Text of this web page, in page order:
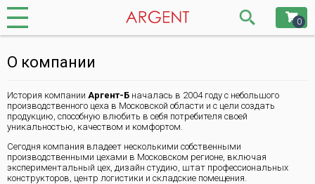
0
О компании
История компании Аргент-Б началась в 2004 году с небольшого
производственного цеха в Московской области и с цели создать
продукцию, способную влюбить в себя потребителя своей
уникальностью, качеством и комфортом.
Сегодня компания владеет несколькими собственными
производственными цехами в Московском регионе, включая
экспериментальный цех, дизайн студию, штат профессиональных
конструкторов, центр логистики и складские помещения.